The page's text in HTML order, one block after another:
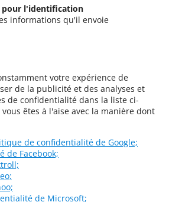
pour l'identification
informations qu'il envoie
votre expérience de
de la publicité et des analyses et
de confidentialité dans la liste ci-
êtes à l'aise avec la manière dont
de confidentialité de Google;
de Facebook;
de Microsoft;